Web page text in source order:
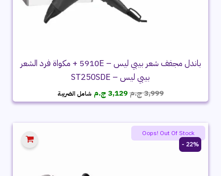
باندل مجفف شعر بيبي ليس – 5910E + مكواة فرد الشعر
بيبي ليس – ST250SDE
3,999ج.مالسعر
الأصلي
3,999 ج.م.
3,129 ج.م السعر
الحالي
3,129 ج.م.
شامل الضريبة
22% -
Oops! Out Of Stock